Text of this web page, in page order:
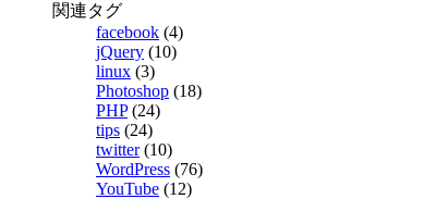
関連タグ
facebook (4)
jQuery (10)
linux (3)
Photoshop (18)
PHP(24)
tips (24)
twitter(10)
WordPress (76)
YouTube (12)